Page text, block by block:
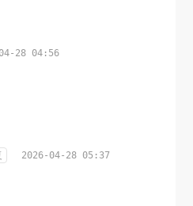
28 04:56
2026-04-28 05:37